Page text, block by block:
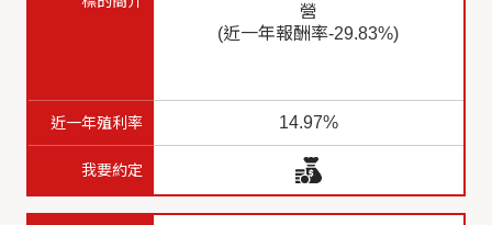
營
(近一年報酬率-29.83%)
14.97%